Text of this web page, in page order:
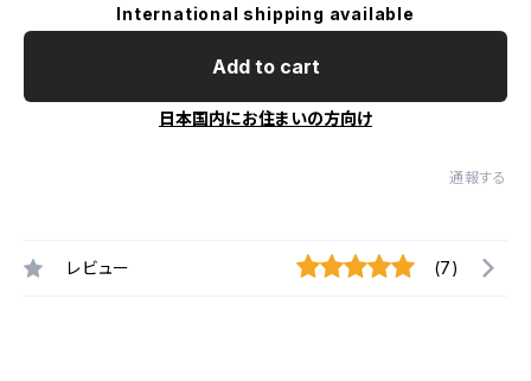
International shipping available
Add to cart
日本国内にお住まいの方向け
通報する
レビュー (7)